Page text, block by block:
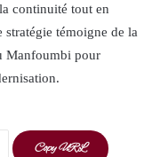
continuité tout en
témoigne de la
Manfoumbi pour
Copy URL